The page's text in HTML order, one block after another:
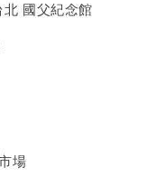
國父紀念館
場